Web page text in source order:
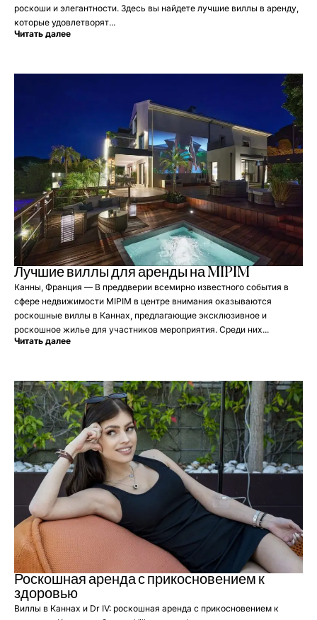
роскоши и элегантности. Здесь вы найдете лучшие виллы в аренду,
которые удовлетворят...
Читать далее
Лучшие виллы для аренды на MIPIM
Канны, Франция — В преддверии всемирно известного события в
сфере недвижимости MIPIM в центре внимания оказываются
роскошные виллы в Каннах, предлагающие эксклюзивное и
роскошное жилье для участников мероприятия. Среди них...
Читать далее
Роскошная аренда с прикосновением к
здоровью
Виллы в Каннах и Dr IV: роскошная аренда с прикосновением к